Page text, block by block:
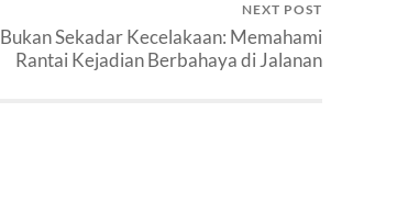
NEXT POST
Bukan Sekadar Kecelakaan: Memahami
Rantai Kejadian Berbahaya di Jalanan